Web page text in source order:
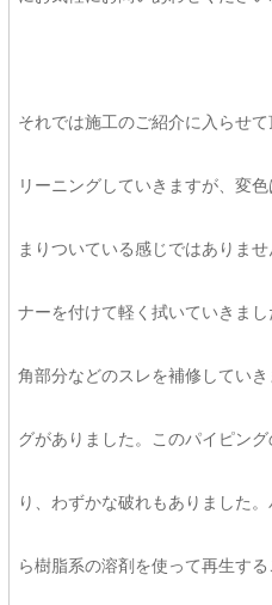
それでは施工のご紹介に入らせ
リーニングしていきますが、変
まりついている感じではありま
ナーを付けて軽く拭いていきまし
角部分などのスレを補修してい
グがありました。このパイピン
り、わずかな破れもありました
ら樹脂系の溶剤を使って再生す